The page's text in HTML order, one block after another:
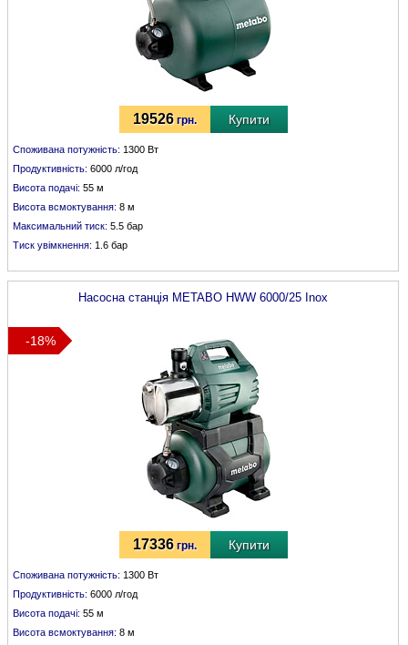
19526грн. Купити
Споживана потужність: 1300 Вт
Продуктивність: 6000 л/год
Висота подачі: 55 м
Висота всмоктування: 8 м
Максимальний тиск: 5.5 бар
Тиск увімкнення: 1.6 бар
Насосна станція METABO HWW 6000/25 Inox
-18%
17336грн. Купити
Споживана потужність: 1300 Вт
Продуктивність: 6000 л/год
Висота подачі: 55 м
Висота всмоктування: 8 м